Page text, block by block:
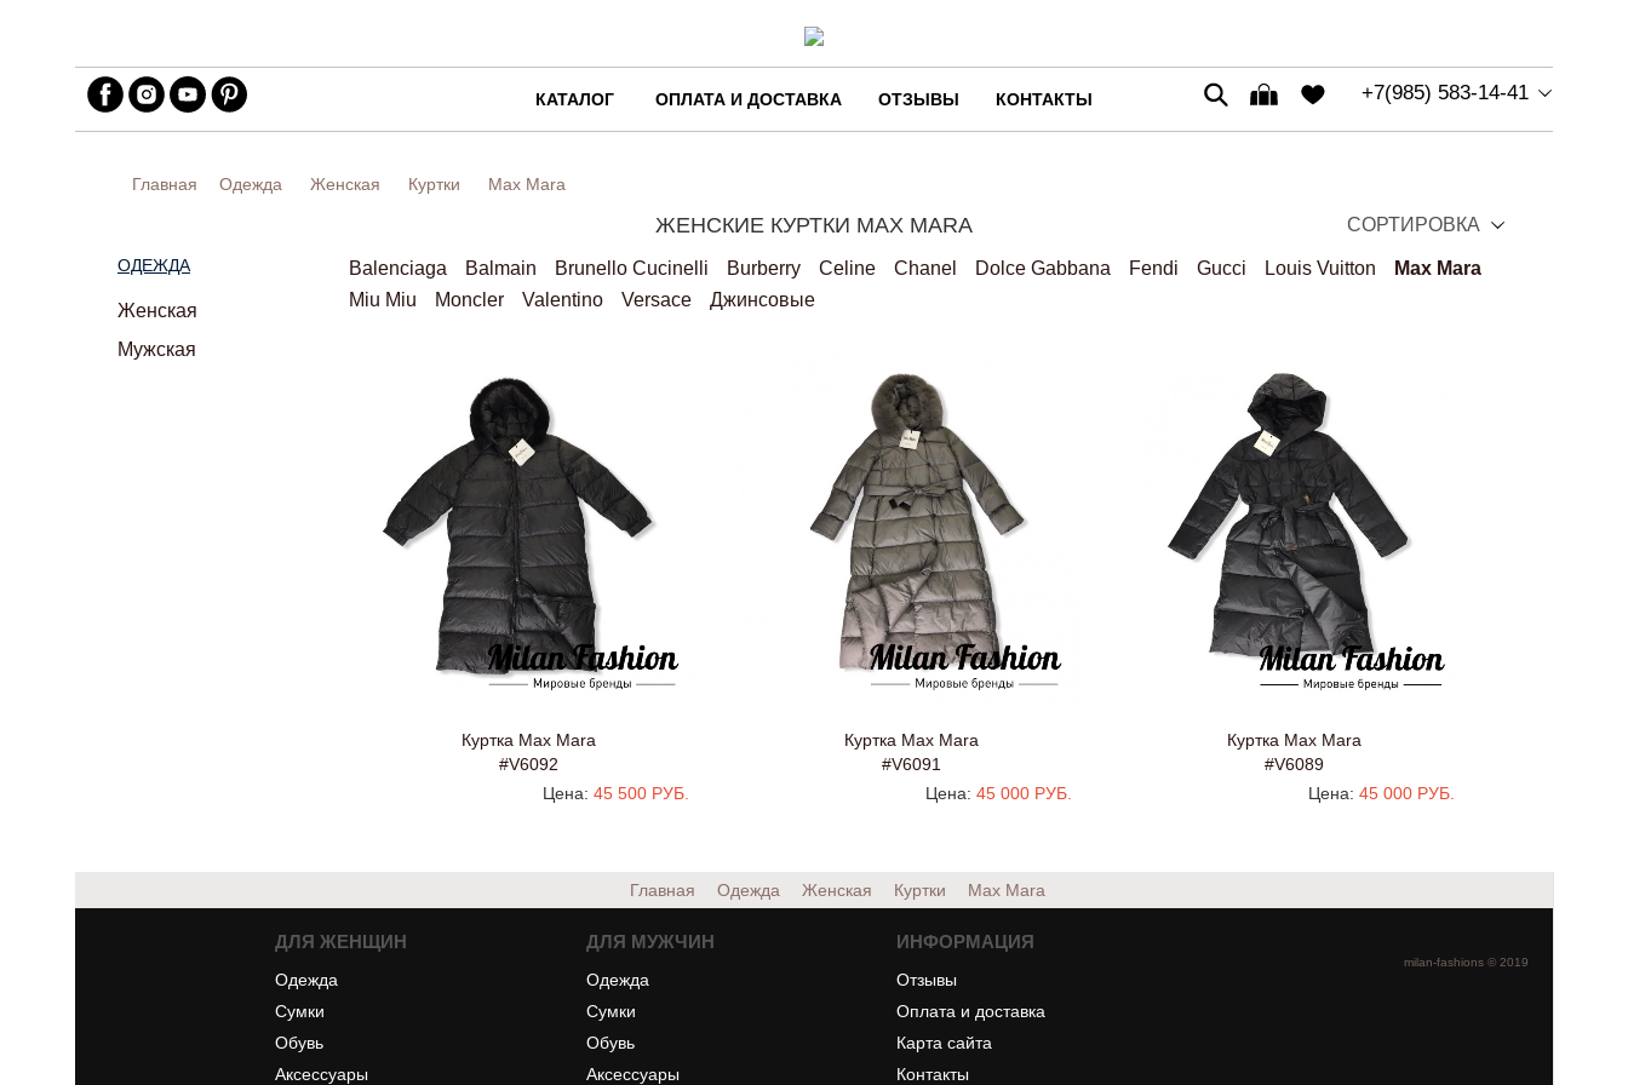
КАТАЛОГ ОПЛАТА И ДОСТАВКА ОТЗЫВЫ КОНТАКТЫ +7(985) 583-14-41
Главная Одежда Женская Куртки Max Mara
ЖЕНСКИЕ КУРТКИ MAX MARA СОРТИРОВКА
ОДЕЖДА
Женская
Мужская
Balenciaga Balmain Brunello Cucinelli Burberry Celine Chanel Dolce Gabbana Fendi Gucci Louis Vuitton
Max Mara
Miu Miu
Moncler Valentino Versace Джинсовые
Куртка Max Mara
#V6092
Цена: 45 500 РУБ.
Куртка Max Mara
#V6091
Цена: 45 000 РУБ.
Куртка Max Mara
#V6089
Цена: 45 000 РУБ.
Главная Одежда Женская Куртки Max Mara
milan-fashions © 2019
ДЛЯ ЖЕНЩИН
Одежда
Сумки
Обувь
Аксессуары
ДЛЯ МУЖЧИН
Одежда
Сумки
Обувь
Аксессуары
ИНФОРМАЦИЯ
Отзывы
Оплата и доставка
Карта сайта
Контакты